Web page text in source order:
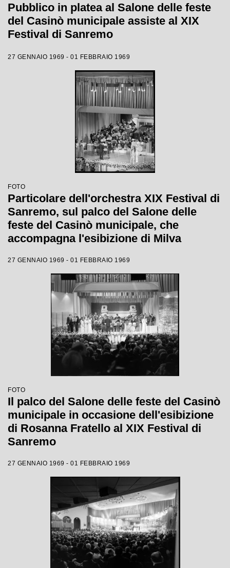
Pubblico in platea al Salone delle feste
del Casinò municipale assiste al XIX
Festival di Sanremo
27 GENNAIO 1969 - 01 FEBBRAIO 1969
FOTO
Particolare dell'orchestra XIX Festival di
Sanremo, sul palco del Salone delle
feste del Casinò municipale, che
accompagna l'esibizione di Milva
27 GENNAIO 1969 - 01 FEBBRAIO 1969
FOTO
Il palco del Salone delle feste del Casinò
municipale in occasione dell'esibizione
di Rosanna Fratello al XIX Festival di
Sanremo
27 GENNAIO 1969 - 01 FEBBRAIO 1969